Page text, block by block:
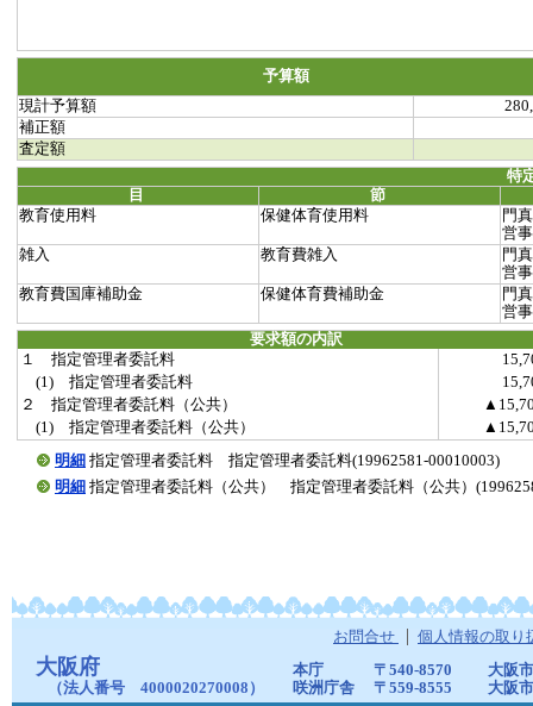
予算額
現計予算額
補正額
査定額
特
目
節
教育使用料
保健体育使用料
門
営
雑入
教育費雑入
門
営
教育費国庫補助金
保健体育費補助金
門
営
要求額の内訳
１ 指定管理者委託料
(1) 指定管理者委託料
２ 指定管理者委託料（公共）
(1) 指定管理者委託料（公共）
明細 指定管理者委託料 指定管理者委託料(19962581-00010003)
明細 指定管理者委託料（公共） 指定管理者委託料（公共）
お問合せ 個人情報の取り
大阪府
（法人番号 4000020270008）
本庁 〒540-8570
大阪
咲洲庁舎
〒559-8555
大阪